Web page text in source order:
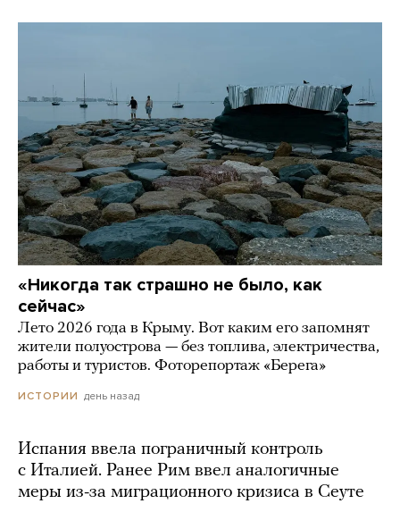
«Никогда так страшно не было, как
сейчас»
Лето 2026 года в Крыму. Вот каким его запомнят
жители полуострова — без топлива, электричества,
работы и туристов. Фоторепортаж «Берега»
ИСТОРИИ день назад
Испания ввела пограничный контроль
с Италией. Ранее Рим ввел аналогичные
меры из-за миграционного кризиса в Сеуте